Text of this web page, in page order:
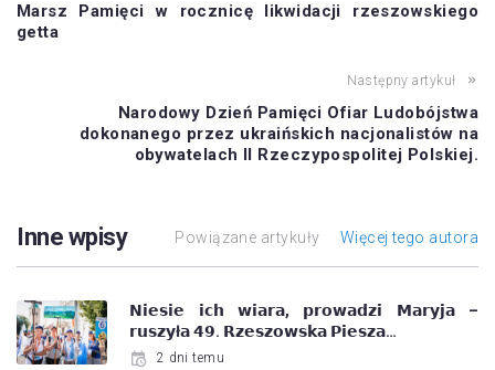
Marsz Pamięci w rocznicę likwidacji rzeszowskiego
getta
Następny artykuł
Narodowy Dzień Pamięci Ofiar Ludobójstwa
dokonanego przez ukraińskich nacjonalistów na
obywatelach II Rzeczypospolitej Polskiej.
Inne wpisy Powiązane artykuły Więcej tego autora
𝗡𝗶𝗲𝘀𝗶𝗲 𝗶𝗰𝗵 𝘄𝗶𝗮𝗿𝗮, 𝗽𝗿𝗼𝘄𝗮𝗱𝘇𝗶 𝗠𝗮𝗿𝘆𝗷𝗮 –
𝗿𝘂𝘀𝘇𝘆ł𝗮 𝟰𝟵. 𝗥𝘇𝗲𝘀𝘇𝗼𝘄𝘀𝗸𝗮 𝗣𝗶𝗲𝘀𝘇𝗮…
2 dni temu